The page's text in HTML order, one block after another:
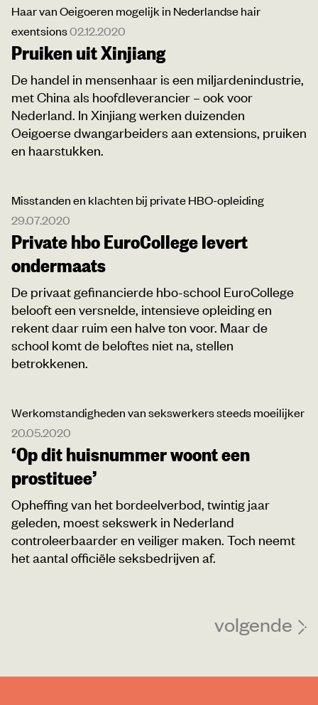
Haar van Oeigoeren mogelijk in Nederlandse hair
exentsions02.12.2020
Pruiken uit Xinjiang
De handel in mensenhaar is een miljardenindustrie,
met China als hoofdleverancier – ook voor
Nederland. In Xinjiang werken duizenden
Oeigoerse dwangarbeiders aan extensions, pruiken
en haarstukken.
Misstanden en klachten bij private HBO-opleiding
29.07.2020
Private hbo EuroCollege levert
ondermaats
De privaat gefinancierde hbo-school EuroCollege
belooft een versnelde, intensieve opleiding en
rekent daar ruim een halve ton voor. Maar de
school komt de beloftes niet na, stellen
betrokkenen.
Werkomstandigheden van sekswerkers steeds moeilijker
20.05.2020
‘Op dit huisnummer woont een
prostituee’
Opheffing van het bordeelverbod, twintig jaar
geleden, moest sekswerk in Nederland
controleerbaarder en veiliger maken. Toch neemt
het aantal officiële seksbedrijven af.
volgende